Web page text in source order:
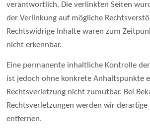
verantwortlich. Die verlinkten Seiten
der Verlinkung auf mögliche
Rechtswidrige Inhalte waren zum
nicht erkennbar.
Eine permanente inhaltliche Kontrolle
ist jedoch ohne konkrete Anhaltspunkte
Rechtsverletzung nicht zumutbar. Bei
Rechtsverletzungen werden wir derartige
entfernen.